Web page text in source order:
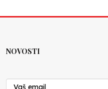
Nenad Veličković
NOVOSTI